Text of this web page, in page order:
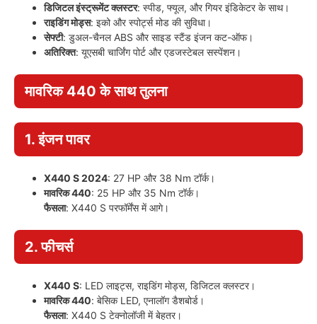
डिजिटल इंस्ट्रूमेंट क्लस्टर: स्पीड, फ्यूल, और गियर इंडिकेटर के साथ।
राइडिंग मोड्स: इको और स्पोर्ट्स मोड की सुविधा।
सेफ्टी: डुअल-चैनल ABS और साइड स्टैंड इंजन कट-ऑफ।
अतिरिक्त: यूएसबी चार्जिंग पोर्ट और एडजस्टेबल सस्पेंशन।
मावरिक 440 के साथ तुलना
1. इंजन पावर
X440 S 2024: 27 HP और 38 Nm टॉर्क।
मावरिक 440: 25 HP और 35 Nm टॉर्क।
फैसला: X440 S परफॉर्मेंस में आगे।
2. फीचर्स
X440 S: LED लाइट्स, राइडिंग मोड्स, डिजिटल क्लस्टर।
मावरिक 440: बेसिक LED, एनालॉग डैशबोर्ड।
फैसला: X440 S टेक्नोलॉजी में बेहतर।